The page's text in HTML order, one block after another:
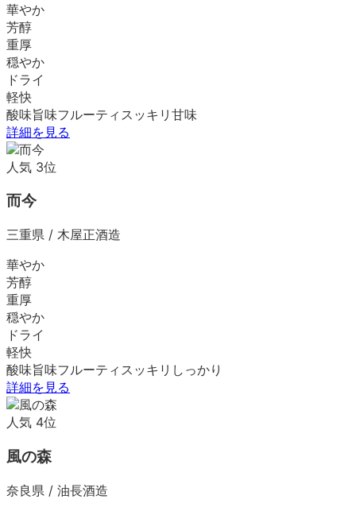
華やか
芳醇
重厚
穏やか
ドライ
軽快
酸味旨味フルーティ スッキリ 甘味
詳細を見る
人気 3位
而今
三重県 / 木屋正酒造
華やか
芳醇
重厚
穏やか
ドライ
軽快
酸味旨味フルーティ スッキリ しっかり
詳細を見る
人気 4位
風の森
奈良県 / 油長酒造